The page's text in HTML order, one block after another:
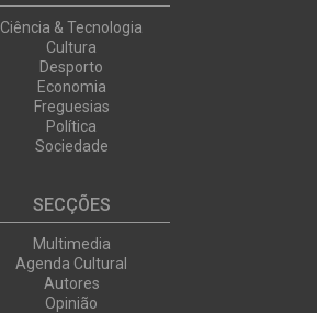
Ciência & Tecnologia
Cultura
Desporto
Economia
Freguesias
Política
Sociedade
SECÇÕES
Multimedia
Agenda Cultural
Autores
Opinião